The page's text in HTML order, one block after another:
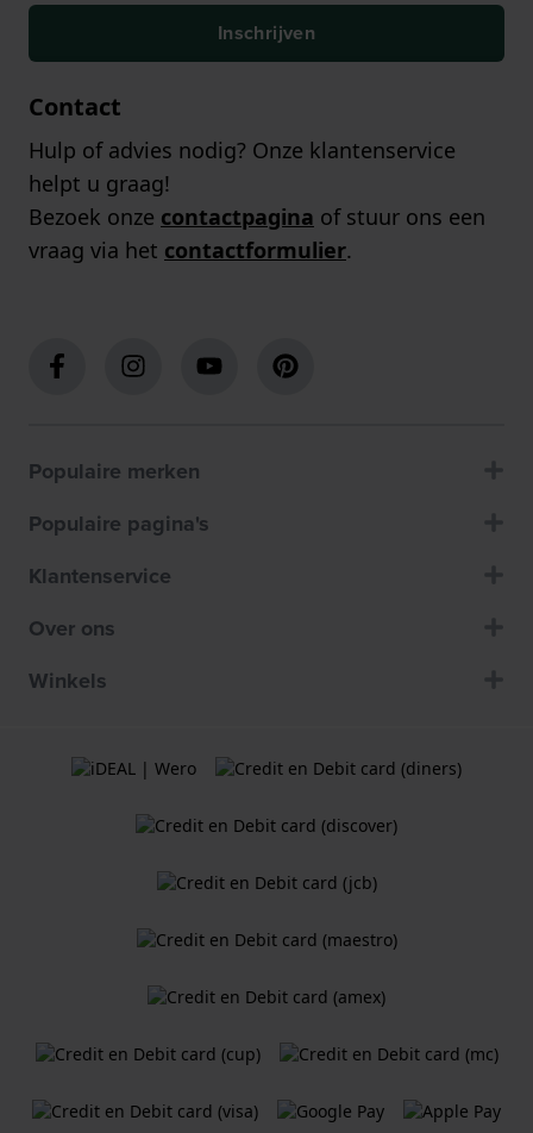
Inschrijven
Contact
Hulp of advies nodig? Onze klantenservice
helpt u graag!
Bezoek onze contactpagina of stuur ons een
vraag via het contactformulier.
Populaire merken
Populaire pagina's
Klantenservice
Over ons
Winkels